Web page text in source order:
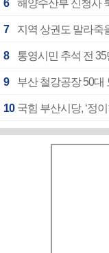
6 해양수산부 신청사
7 지역 상권도 말라
8 통영시민 추석 전
9 부산 철강공장 50대
10